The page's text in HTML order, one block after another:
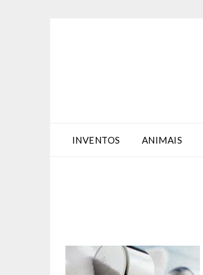
INVENTOS ANIMAIS